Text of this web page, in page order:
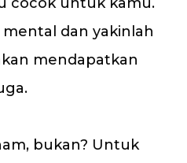
dan yakinlah
mendapatkan
bukan? Untuk